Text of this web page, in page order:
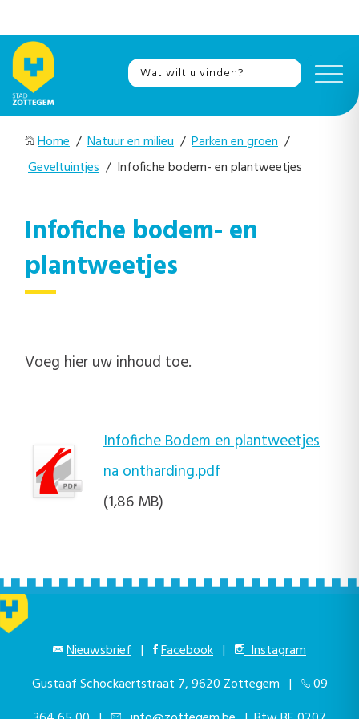
Home / Natuur en milieu / Parken en groen /
Geveltuintjes / Infofiche bodem- en plantweetjes
Infofiche bodem- en
plantweetjes
Voeg hier uw inhoud toe.
Infofiche Bodem en plantweetjes
na ontharding.pdf
(1,86 MB)
Nieuwsbrief | Facebook |
Instagram
Gustaaf Schockaertstraat 7, 9620 Zottegem |
09